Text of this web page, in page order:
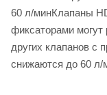
60 л/минКлапаны
фиксаторами
других клапанов с
снижаются до 60 л/